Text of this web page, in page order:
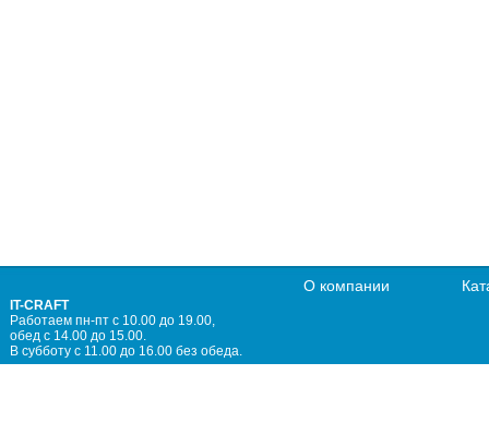
IT-CRAFT
Работаем пн-пт с 10.00 до 19.00,
обед с 14.00 до 15.00.
В субботу с 11.00 до 16.00 без обеда.
О компании